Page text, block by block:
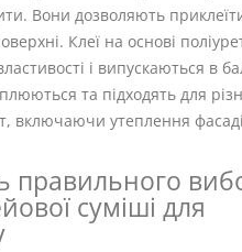
Вони дозволяють
Клеї на основі
і випускаються в
та підходять для
включаючи утеплення
правильного
суміші для